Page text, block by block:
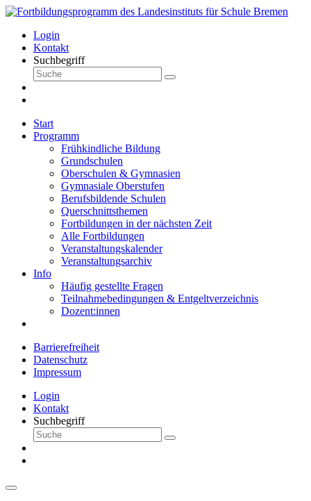
Login
Kontakt
Suchbegriff
Start
Programm
Frühkindliche Bildung
Grundschulen
Oberschulen & Gymnasien
Gymnasiale Oberstufen
Berufsbildende Schulen
Querschnittsthemen
Fortbildungen in der nächsten Zeit
Alle Fortbildungen
Veranstaltungskalender
Veranstaltungsarchiv
Info
Häufig gestellte Fragen
Teilnahmebedingungen & Entgeltverzeichnis
Dozent:innen
Barrierefreiheit
Datenschutz
Impressum
Login
Kontakt
Suchbegriff